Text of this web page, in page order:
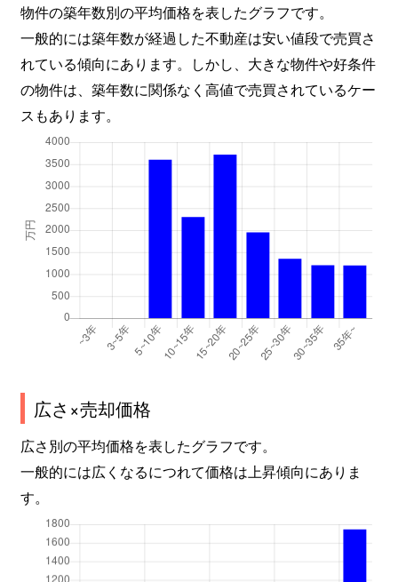
物件の築年数別の平均価格を表したグラフです。
一般的には築年数が経過した不動産は安い値段で売買さ
れている傾向にあります。しかし、大きな物件や好条件
の物件は、築年数に関係なく高値で売買されているケー
スもあります。
広さ×売却価格
広さ別の平均価格を表したグラフです。
一般的には広くなるにつれて価格は上昇傾向にありま
す。